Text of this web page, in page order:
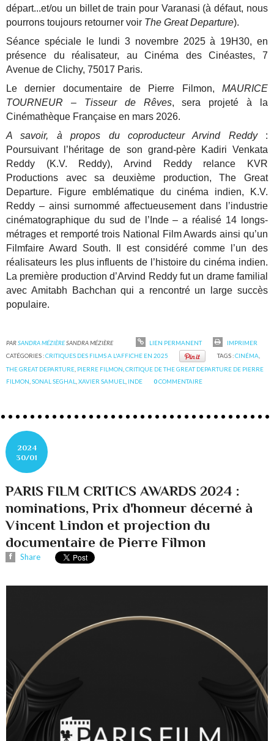
départ...et/ou un billet de train pour Varanasi (à défaut, nous
pourrons toujours retourner voir The Great Departure).
Séance spéciale le lundi 3 novembre 2025 à 19H30, en
présence du réalisateur, au Cinéma des Cinéastes, 7
Avenue de Clichy, 75017 Paris.
Le dernier documentaire de Pierre Filmon, MAURICE
TOURNEUR – Tisseur de Rêves, sera projeté à la
Cinémathèque Française en mars 2026.
A savoir, à propos du coproducteur Arvind Reddy:
Poursuivant l’héritage de son grand-père Kadiri Venkata
Reddy (K.V. Reddy), Arvind Reddy relance KVR
Productions avec sa deuxième production, The Great
Departure. Figure emblématique du cinéma indien, K.V.
Reddy – ainsi surnommé affectueusement dans l’industrie
cinématographique du sud de l’Inde – a réalisé 14 longs-
métrages et remporté trois National Film Awards ainsi qu’un
Filmfaire Award South. Il est considéré comme l’un des
réalisateurs les plus influents de l’histoire du cinéma indien.
La première production d’Arvind Reddy fut un drame familial
avec Amitabh Bachchan qui a rencontré un large succès
populaire.
PARSANDRA MÉZIÈRESANDRA MÉZIÈRE LIEN PERMANENT
IMPRIMER
CATÉGORIES :CRITIQUES DES FILMS A L'AFFICHE EN 2025 TAGS :CINÉMA
THE GREAT DEPARTURE PIERRE FILMON ,CRITIQUE DE THE GREAT DEPARTURE DE PIERRE
FILMON ,SONAL SEGHAL ,XAVIER SAMUEL INDE 0COMMENTAIRE
2024
30/01
PARIS FILM CRITICS AWARDS 2024 :
nominations, Prix d'honneur décerné à
Vincent Lindon et projection du
documentaire de Pierre Filmon
Share